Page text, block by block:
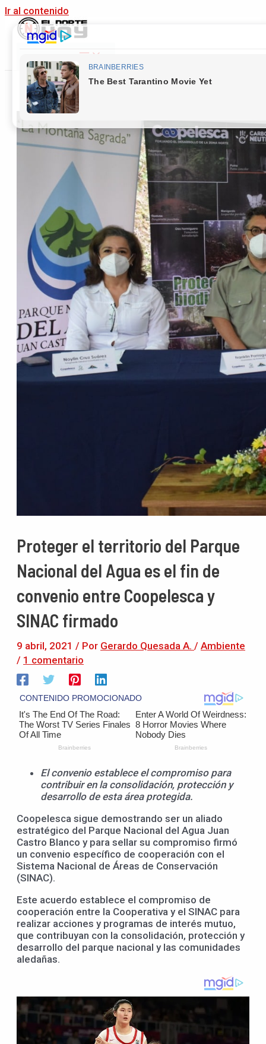
Ir al contenido
Main Menu
Proteger el territorio del Parque
Nacional del Agua es el fin de
convenio entre Coopelesca y
SINAC firmado
9 abril, 2021 / Por Gerardo Quesada A. / Ambiente
/ 1 comentario
El convenio establece el compromiso para
contribuir en la consolidación, protección y
desarrollo de esta área protegida.
Coopelesca sigue demostrando ser un aliado
estratégico del Parque Nacional del Agua Juan
Castro Blanco y para sellar su compromiso firmó
un convenio específico de cooperación con el
Sistema Nacional de Áreas de Conservación
(SINAC).
Este acuerdo establece el compromiso de
cooperación entre la Cooperativa y el SINAC para
realizar acciones y programas de interés mutuo,
que contribuyan con la consolidación, protección y
desarrollo del parque nacional y las comunidades
aledañas.